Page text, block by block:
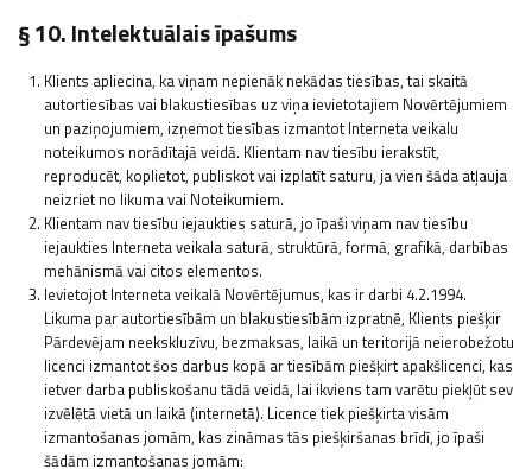
§ 10. Intelektuālais īpašums
Klients apliecina, ka viņam nepienāk nekādas tiesības, tai skaitā
autortiesības vai blakustiesības uz viņa ievietotajiem Novērtējumiem
un paziņojumiem, izņemot tiesības izmantot Interneta veikalu
noteikumos norādītajā veidā. Klientam nav tiesību ierakstīt,
reproducēt, koplietot, publiskot vai izplatīt saturu, ja vien šāda atļauja
neizriet no likuma vai Noteikumiem.
Klientam nav tiesību iejaukties saturā, jo īpaši viņam nav tiesību
iejaukties Interneta veikala saturā, struktūrā, formā, grafikā, darbības
mehānismā vai citos elementos.
Ievietojot Interneta veikalā Novērtējumus, kas ir darbi 4.2.1994.
Likuma par autortiesībām un blakustiesībām izpratnē, Klients piešķir
Pārdevējam neekskluzīvu, bezmaksas, laikā un teritorijā neierobežotu
licenci izmantot šos darbus kopā ar tiesībām piešķirt apakšlicenci, kas
ietver darba publiskošanu tādā veidā, lai ikviens tam varētu piekļūt sev
izvēlētā vietā un laikā (internetā). Licence tiek piešķirta visām
izmantošanas jomām, kas zināmas tās piešķiršanas brīdī, jo īpaši
šādām izmantošanas jomām: